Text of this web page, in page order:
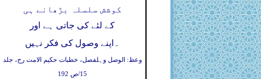
کوشش سلسلہ بڑھانے ہی
کے لئے کی جاتی ہے اور
اپنے وصول کی فکر نہیں ۔
وعظ: الوصل وہلفصل، خطبات حکیم الامت رح، جلد
15/ص 192